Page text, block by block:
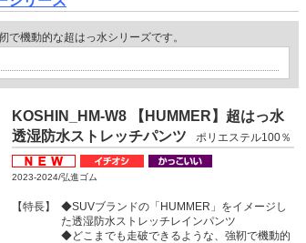
機動的な超はっ水シリーズです。
KOSHIN_HM-W8 【HUMMER】超はっ水
透湿防水ストレッチパンツ
ポリエステル100％
2023-2024/弘進ゴム
【特長】
◆SUVブランドの「HUMMER」をイメージし
た透湿防水ストレッチレインパンツ
◆どこまでも走破できるような、強靭で機動的